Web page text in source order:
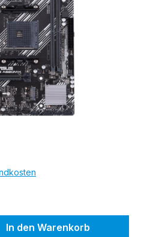
den
In den Warenkorb